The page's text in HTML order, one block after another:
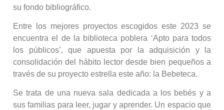
su fondo bibliográfico.
Entre los mejores proyectos escogidos este 2023 se
encuentra el de la biblioteca poblera ‘Apto para todos
los públicos’, que apuesta por la adquisición y la
consolidación del hábito lector desde bien pequeños a
través de su proyecto estrella este año: la Bebeteca.
Se trata de una nueva sala dedicada a los bebés y a
sus familias para leer, jugar y aprender. Un espacio que